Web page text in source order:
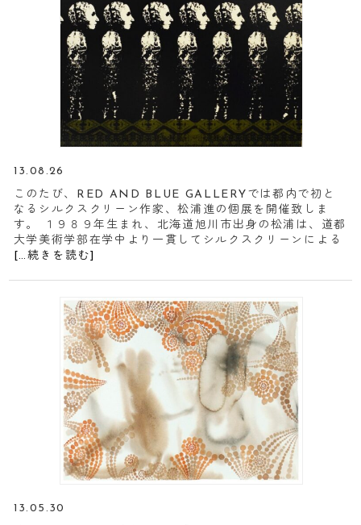
13.08.26
このたび、RED AND BLUE GALLERYでは都内で初と
なるシルクスクリーン作家、松浦進の個展を開催致しま
す。 １９８９年生まれ、北海道旭川市出身の松浦は、道都
大学美術学部在学中より一貫してシルクスクリーンによる
[…続きを読む]
13.05.30